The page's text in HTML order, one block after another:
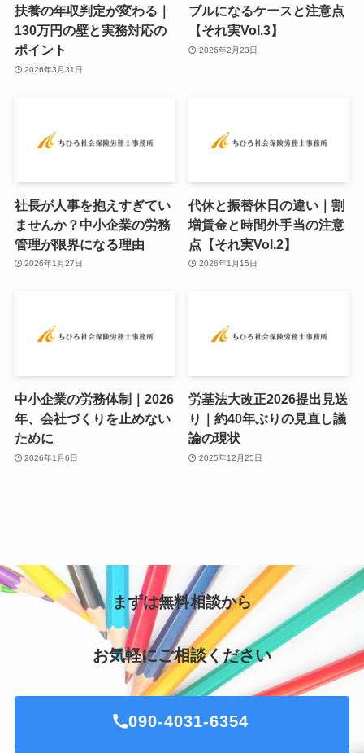
扶養の年収判定が変わる｜
130万円の壁と実務対応の
ポイント
2026年3月31日
ブルになるケースと注意点
【それ実Vol.3】
2026年2月23日
社長が人事を抱えすぎてい
ませんか？中小企業の労務
管理が限界になる理由
2026年1月27日
代休と振替休日の違い｜割
増賃金と時間外手当の注意
点【それ実Vol.2】
2026年1月15日
中小企業の労務体制｜2026
年、会社づくりを止めない
ために
2026年1月6日
労基法大改正2026提出見送
り｜約40年ぶりの見直し議
論の現状
2025年12月25日
まずは無料相談から
お気軽にご相談ください
090-4031-6354